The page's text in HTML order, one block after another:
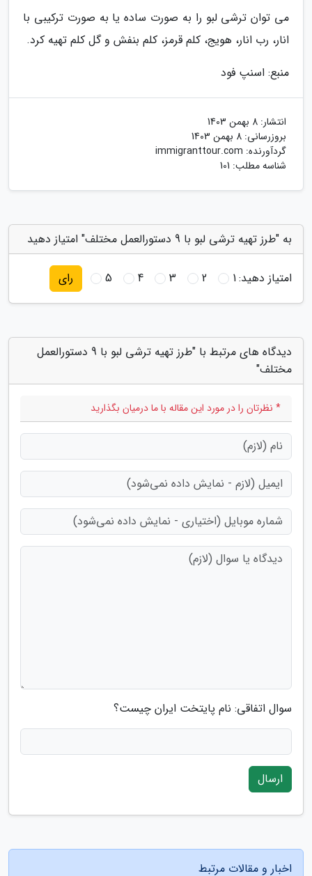
می توان ترشی لبو را به صورت ساده یا به صورت ترکیبی با
انار، رب انار، هویج، کلم قرمز، کلم بنفش و گل کلم تهیه کرد.
منبع: اسنپ فود
انتشار: 8 بهمن 1403
بروزرسانی: 8 بهمن 1403
گردآورنده: immigranttour.com
شناسه مطلب: 101
به "طرز تهیه ترشی لبو با 9 دستورالعمل مختلف" امتیاز دهید
امتیاز دهید:1
2
3
4
5 رای
دیدگاه های مرتبط با "طرز تهیه ترشی لبو با 9 دستورالعمل
مختلف"
* نظرتان را در مورد این مقاله با ما درمیان بگذارید
سوال اتفاقی: نام پایتخت ایران چیست؟
ارسال
اخبار و مقالات مرتبط